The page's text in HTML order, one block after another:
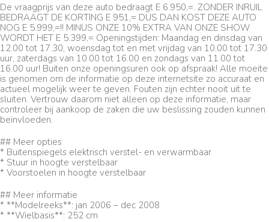
De vraagprijs van deze auto bedraagt E 6.950,=. ZONDER INRUIL
BEDRAAGT DE KORTING E 951,= DUS DAN KOST DEZE AUTO
NOG E 5.999,=!! MINUS ONZE 10% EXTRA VAN ONZE SHOW
WORDT HET E 5.399,= Openingstijden: Maandag en dinsdag van
12.00 tot 17.30, woensdag tot en met vrijdag van 10.00 tot 17.30
uur, zaterdags van 10.00 tot 16.00 en zondags van 11.00 tot
16.00 uur! Buiten onze openingsuren ook op afspraak! Alle moeite
is genomen om de informatie op deze internetsite zo accuraat en
actueel mogelijk weer te geven. Fouten zijn echter nooit uit te
sluiten. Vertrouw daarom niet alleen op deze informatie, maar
controleer bij aankoop de zaken die uw beslissing zouden kunnen
beïnvloeden.
## Meer opties
* Buitenspiegels elektrisch verstel- en verwarmbaar
* Stuur in hoogte verstelbaar
* Voorstoelen in hoogte verstelbaar
## Meer informatie
* **Modelreeks**: jan 2006 – dec 2008
* **Wielbasis**: 252 cm